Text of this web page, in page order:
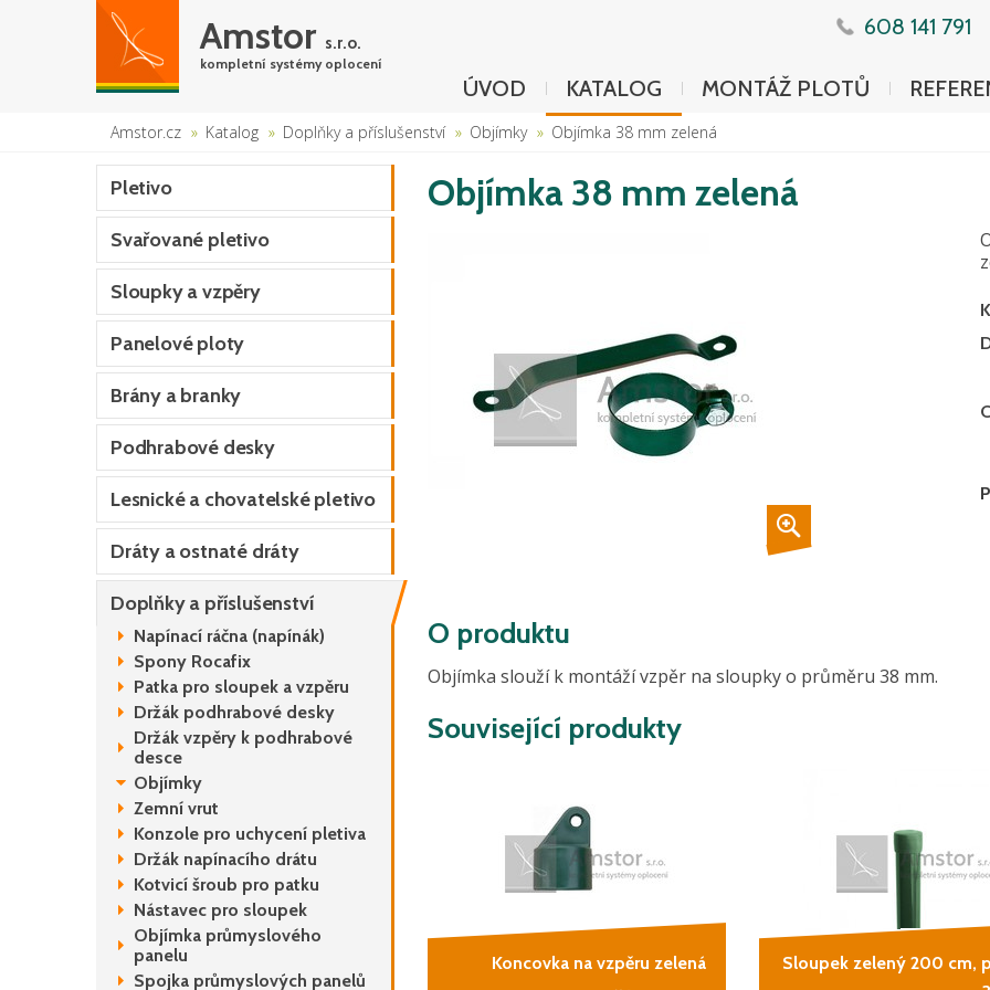
Amstor s.r.o.
kompletní systémy oplocení
608 141 791
ÚVOD KATALOG MONTÁŽ PLOTŮ
Amstor.cz Katalog Doplňky a příslušenství Objímky Objímka 38 mm zelená
Pletivo
Svařované pletivo
Sloupky a vzpěry
Panelové ploty
Brány a branky
Podhrabové desky
Lesnické a chovatelské pletivo
Dráty a ostnaté dráty
Doplňky a příslušenství
Napínací ráčna (napínák)
Spony Rocafix
Patka pro sloupek a vzpěru
Držák podhrabové desky
Držák vzpěry k podhrabové
desce
Objímky
Zemní vrut
Konzole pro uchycení pletiva
Držák napínacího drátu
Kotvicí šroub pro patku
Nástavec pro sloupek
Objímka průmyslového
panelu
Spojka průmyslových panelů
Objímka 38 mm zelená
O produktu
Objímka slouží k montáží vzpěr na sloupky o průměru 38 mm.
Související produkty
Koncovka na vzpěru zelená
Sloupek zelený 200 cm,